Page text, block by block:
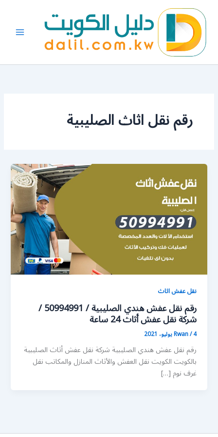
المحتوى
رقم نقل اثاث الصليبية
نقل عفش اثاث
رقم نقل عفش هندي الصليبية / 50994991 /
شركة نقل عفش أثاث 24 ساعة
Rwan/4 يوليو، 2021
رقم نقل عفش هندي الصليبية شركة نقل عفش أثاث الصليبية
بالكويت الكويت نقل العفش والأثاث المنازل والمكاتب نقل
غرف نوم […]